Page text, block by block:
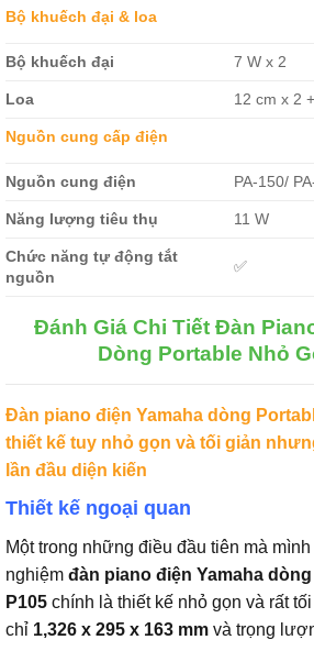
Bộ khuếch đại & loa
Bộ khuếch đại 7 W x 2
Loa 12 cm x 2
Nguồn cung cấp điện
Nguồn cung điện PA-150/
Năng lượng tiêu thụ 11 W
Chức năng tự động tắt
nguồn
✅
Đánh Giá Chi Tiết Đàn
Dòng Portable Nhỏ
Đàn piano điện Yamaha dòng
thiết kế tuy nhỏ gọn và tối giản
lần đầu diện kiến
Thiết kế ngoại quan
Một trong những điều đầu tiên mà
nghiệm đàn piano điện Yamaha
P105 chính là thiết kế nhỏ gọn và rất
chỉ 1,326 x 295 x 163 mm và trọng